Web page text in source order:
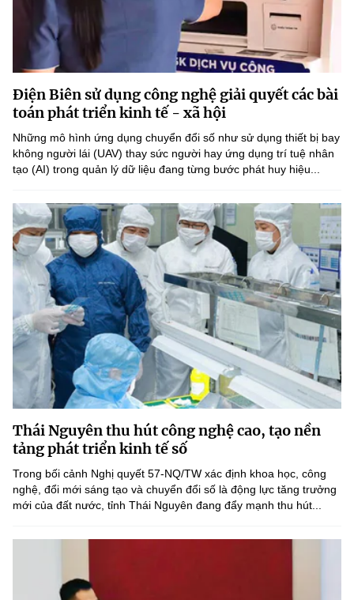
Điện Biên sử dụng công nghệ giải quyết các bài
toán phát triển kinh tế - xã hội
Những mô hình ứng dụng chuyển đổi số như sử dụng thiết bị bay
không người lái (UAV) thay sức người hay ứng dụng trí tuệ nhân
tạo (AI) trong quản lý dữ liệu đang từng bước phát huy hiệu...
Thái Nguyên thu hút công nghệ cao, tạo nền
tảng phát triển kinh tế số
Trong bối cảnh Nghị quyết 57-NQ/TW xác định khoa học, công
nghệ, đổi mới sáng tạo và chuyển đổi số là động lực tăng trưởng
mới của đất nước, tỉnh Thái Nguyên đang đẩy mạnh thu hút...